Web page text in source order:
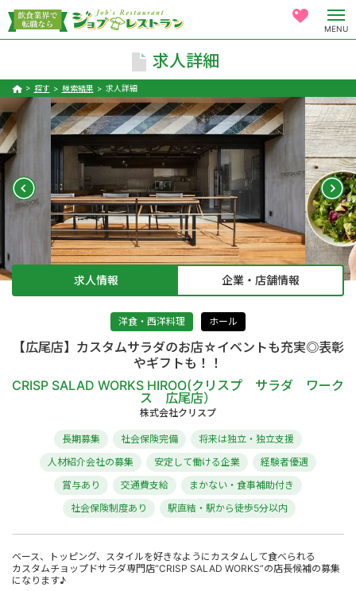
MENU
求人詳細
探す 検索結果 求人詳細
求人情報 企業・店舗情報
洋食・西洋料理 ホール
【広尾店】カスタムサラダのお店☆イベントも充実◎表彰
やギフトも！！
CRISP SALAD WORKS HIROO(クリスプ サラダ ワーク
ス 広尾店）
株式会社クリスプ
長期募集 社会保険完備
将来は独立・独立支援
人材紹介会社の募集
安定して働ける企業
経験者優遇
賞与あり
交通費支給
まかない・食事補助付き
社会保険制度あり
駅直結・駅から徒歩5分以内
ベース、トッピング、スタイルを好きなようにカスタムして食べられる
カスタムチョップドサラダ専門店“CRISP SALAD WORKS”の店長候補の募集
になります♪